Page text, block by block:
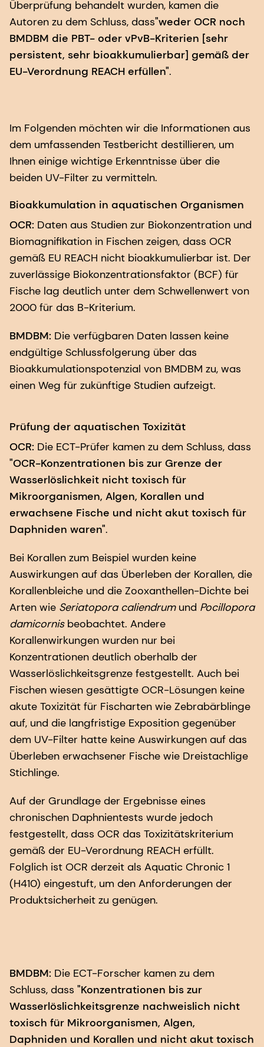
Überprüfung behandelt wurden, kamen die
Autoren zu dem Schluss, dass"weder OCR noch
BMDBM die PBT- oder vPvB-Kriterien [sehr
persistent, sehr bioakkumulierbar] gemäß der
EU-Verordnung REACH erfüllen".
Im Folgenden möchten wir die Informationen aus
dem umfassenden Testbericht destillieren, um
Ihnen einige wichtige Erkenntnisse über die
beiden UV-Filter zu vermitteln.
Bioakkumulation in aquatischen Organismen
OCR: Daten aus Studien zur Biokonzentration und
Biomagnifikation in Fischen zeigen, dass OCR
gemäß EU REACH nicht bioakkumulierbar ist. Der
zuverlässige Biokonzentrationsfaktor (BCF) für
Fische lag deutlich unter dem Schwellenwert von
2000 für das B-Kriterium.
BMDBM: Die verfügbaren Daten lassen keine
endgültige Schlussfolgerung über das
Bioakkumulationspotenzial von BMDBM zu, was
einen Weg für zukünftige Studien aufzeigt.
Prüfung der aquatischen Toxizität
OCR: Die ECT-Prüfer kamen zu dem Schluss, dass
"OCR-Konzentrationen bis zur Grenze der
Wasserlöslichkeit nicht toxisch für
Mikroorganismen, Algen, Korallen und
erwachsene Fische und nicht akut toxisch für
Daphniden waren".
Bei Korallen zum Beispiel wurden keine
Auswirkungen auf das Überleben der Korallen, die
Korallenbleiche und die Zooxanthellen-Dichte bei
Arten wie Seriatopora caliendrumund Pocillopora
damicornisbeobachtet. Andere
Korallenwirkungen wurden nur bei
Konzentrationen deutlich oberhalb der
Wasserlöslichkeitsgrenze festgestellt. Auch bei
Fischen wiesen gesättigte OCR-Lösungen keine
akute Toxizität für Fischarten wie Zebrabärblinge
auf, und die langfristige Exposition gegenüber
dem UV-Filter hatte keine Auswirkungen auf das
Überleben erwachsener Fische wie Dreistachlige
Stichlinge.
Auf der Grundlage der Ergebnisse eines
chronischen Daphnientests wurde jedoch
festgestellt, dass OCR das Toxizitätskriterium
gemäß der EU-Verordnung REACH erfüllt.
Folglich ist OCR derzeit als Aquatic Chronic 1
(H410) eingestuft, um den Anforderungen der
Produktsicherheit zu genügen.
BMDBM: Die ECT-Forscher kamen zu dem
Schluss, dass "Konzentrationen bis zur
Wasserlöslichkeitsgrenze nachweislich nicht
toxisch für Mikroorganismen, Algen,
Daphniden und Korallen und nicht akut toxisch